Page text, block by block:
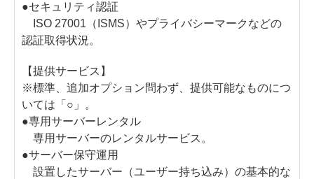
●セキュリティ認証
ISO 27001（ISMS）やプライバシーマークなどの
認証取得状況。
【提供サービス】
※標準、追加オプション問わず、提供可能なものにつ
いては「○」。
●専用サーバーレンタル
専用サーバーのレンタルサービス。
●サーバー保守運用
設置したサーバー（ユーザー持ち込み）の基本的な